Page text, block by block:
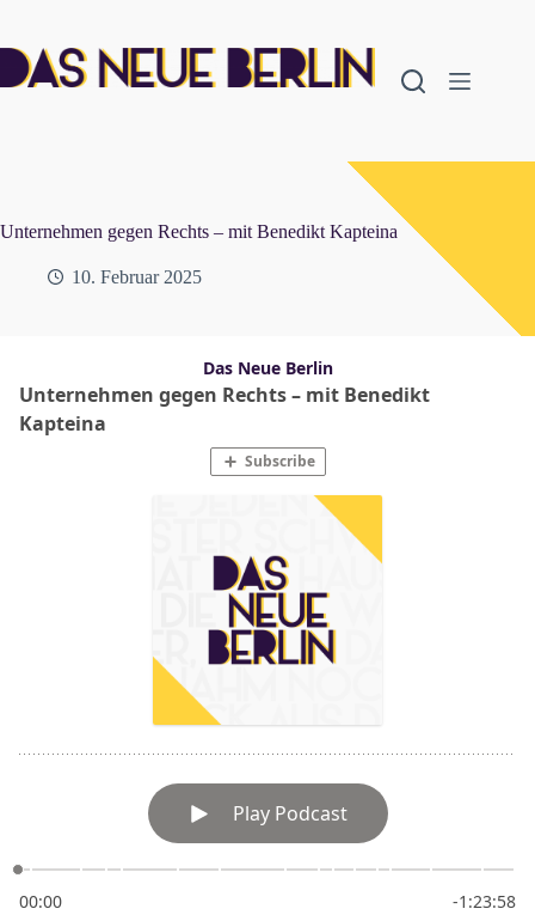
springen
Unternehmen gegen Rechts – mit Benedikt Kapteina
10. Februar 2025